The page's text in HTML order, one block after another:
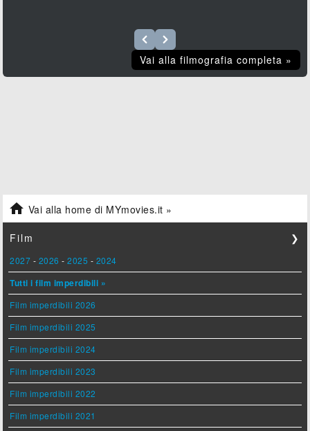
Vai alla filmografia completa »
 Vai alla home di MYmovies.it »
Film ❯
2027 - 2026 -2025 - 2024
Tutti i film imperdibili »
Film imperdibili 2026
Film imperdibili 2025
Film imperdibili 2024
Film imperdibili 2023
Film imperdibili 2022
Film imperdibili 2021